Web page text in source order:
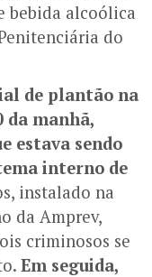
bebida alcoólica
do
de plantão na
da manhã,
estava sendo
interno de
instalado na
da Amprev,
criminosos se
Em seguida,